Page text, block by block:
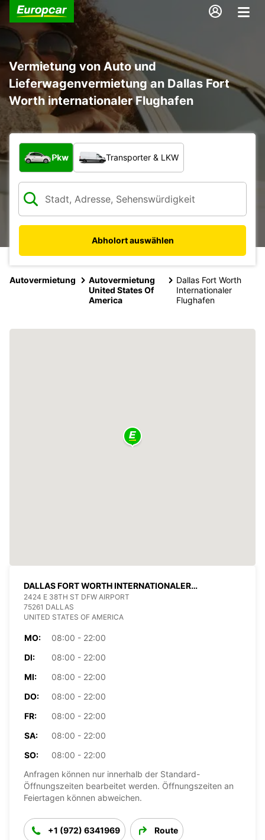
Vermietung von Auto und
Lieferwagenvermietung an Dallas Fort
Worth internationaler Flughafen
Welche Art von Fahrzeug?
Pkw Transporter & LKW
Abholort auswählen
Autovermietung
Autovermietung
United States Of
America
Dallas Fort Worth
Internationaler
Flughafen
DALLAS FORT WORTH INTERNATIONALER
FLUGHAFEN
2424 E 38TH ST DFW AIRPORT
75261 DALLAS
UNITED STATES OF AMERICA
MO:
08:00 - 22:00
DI:
08:00 - 22:00
MI:
08:00 - 22:00
DO:
08:00 - 22:00
FR:
08:00 - 22:00
SA:
08:00 - 22:00
SO:
08:00 - 22:00
Anfragen können nur innerhalb der Standard-
Öffnungszeiten bearbeitet werden. Öffnungszeiten an
Feiertagen können abweichen.
+1 (972) 6341969 Route